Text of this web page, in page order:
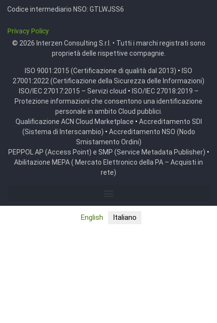
Codice intermediario NSO: GTLWJSS6
Privacy Policy
© 2026 Interzen Consulting S.r.l. • Tutti i marchi registrati sono
proprietà delle rispettive compagnie.
ISO 9001:2015 (Certificazione di qualità dal 2013) • ISO
27001:2022 (Certificazione della Sicurezza delle Informazioni)
ISO/IEC 27017:2015 – Servizi cloud • ISO/IEC 27018:2019 –
Protezione informazioni che consentono una identificazione
personale in ambito Cloud pubblici.
Qualificazione ACN Cloud Marketplace • Accreditamento SDI
(Sistema di Interscambio) • Accreditamento NSO (Nodo
Smistamento Ordini)
PEPPOL AP (Access Point) e SMP (Service Metadata Publisher) •
Abilitazione MEPA ( Mercato Elettronico della PA – Acquisti in
rete)
English Italiano